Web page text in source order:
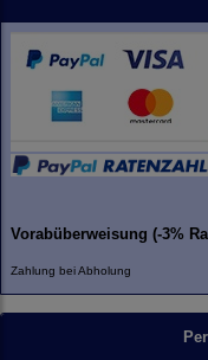
Vorabüberweisung (-3%
Zahlung bei Abholung